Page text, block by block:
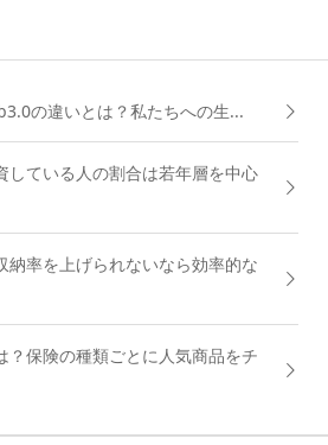
の違いとは？私たちへの生...
している人の割合は若年層を中心
納率を上げられないなら効率的な
？保険の種類ごとに人気商品をチ